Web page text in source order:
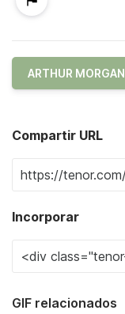
ARTHUR MORGAN
Compartir URL
Incorporar
GIF relacionados